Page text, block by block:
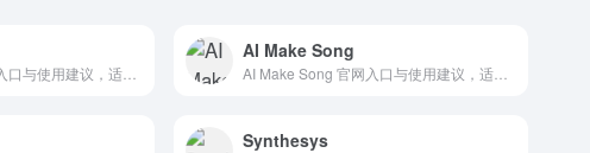
AI Make Song
Synthesys